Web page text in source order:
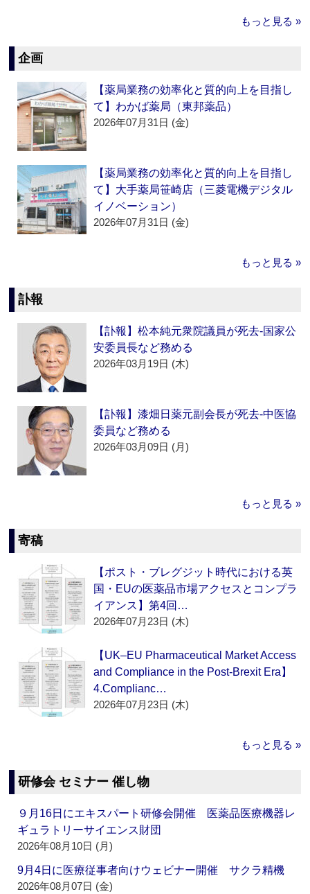
もっと見る »
企画
【薬局業務の効率化と質的向上を目指し
て】わかば薬局（東邦薬品）
2026年07月31日 (金)
【薬局業務の効率化と質的向上を目指し
て】大手薬局笹崎店（三菱電機デジタル
イノベーション）
2026年07月31日 (金)
もっと見る »
訃報
【訃報】松本純元衆院議員が死去‐国家公
安委員長など務める
2026年03月19日 (木)
【訃報】漆畑日薬元副会長が死去‐中医協
委員など務める
2026年03月09日 (月)
もっと見る »
寄稿
【ポスト・ブレグジット時代における英
国・EUの医薬品市場アクセスとコンプラ
イアンス】第4回…
2026年07月23日 (木)
【UK–EU Pharmaceutical Market Access
and Compliance in the Post-Brexit Era】
4.Complianc…
2026年07月23日 (木)
もっと見る »
研修会 セミナー 催し物
９月16日にエキスパート研修会開催 医薬品医療機器レ
ギュラトリーサイエンス財団
2026年08月10日 (月)
9月4日に医療従事者向けウェビナー開催 サクラ精機
2026年08月07日 (金)